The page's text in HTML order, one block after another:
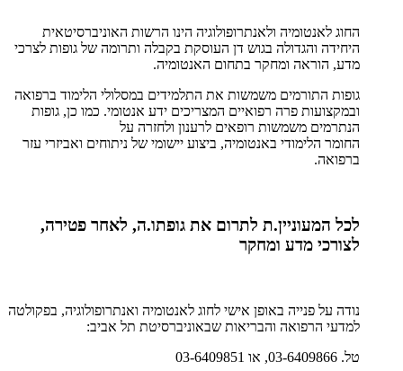
החוג לאנטומיה ולאנתרופולוגיה הינו הרשות האוניברסיטאית
היחידה והגדולה בגוש דן העוסקת בקבלה ותרומה של גופות לצרכי
מדע, הוראה ומחקר בתחום האנטומיה.
גופות התורמים משמשות את התלמידים במסלולי הלימוד ברפואה
ובמקצועות פרה רפואיים המצריכים ידע אנטומי. כמו כן, גופות
הנתרמים משמשות רופאים לרענון ולחזרה על
החומר הלימודי באנטומיה, ביצוע יישומי של ניתוחים ואביזרי עזר
ברפואה.
לכל המעוניין.ת לתרום את גופתו.ה, לאחר פטירה,
לצורכי מדע ומחקר
נודה על פנייה באופן אישי לחוג לאנטומיה ואנתרופולוגיה, בפקולטה
למדעי הרפואה והבריאות שבאוניברסיטת תל אביב:
טל. 03-6409866, או
03-6409851